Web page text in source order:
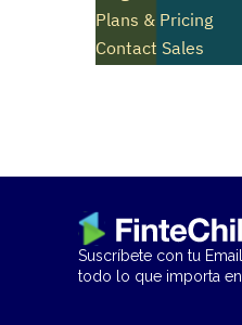
Suscríbete con tu
todo lo que importa